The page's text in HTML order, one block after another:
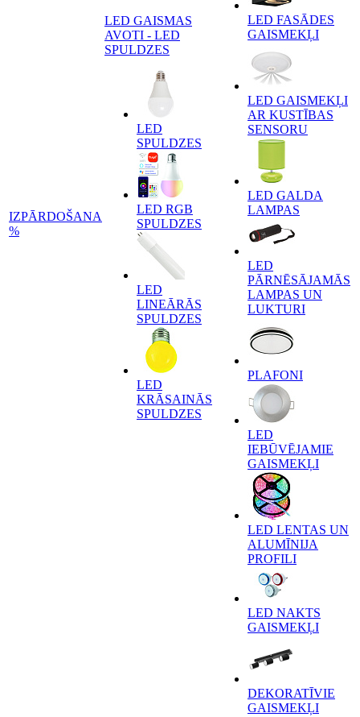
IZPĀRDOŠANA
%
LED GAISMAS
AVOTI - LED
SPULDZES
LED
SPULDZES
LED RGB
SPULDZES
LED
LINEĀRĀS
SPULDZES
LED
KRĀSAINĀS
SPULDZES
LED FASĀDES
GAISMEKĻI
LED GAISMEKĻI
AR KUSTĪBAS
SENSORU
LED GALDA
LAMPAS
LED
PĀRNĒSĀJAMĀS
LAMPAS UN
LUKTURI
PLAFONI
LED
IEBŪVĒJAMIE
GAISMEKĻI
LED LENTAS UN
ALUMĪNIJA
PROFILI
LED NAKTS
GAISMEKĻI
DEKORATĪVIE
GAISMEKĻI